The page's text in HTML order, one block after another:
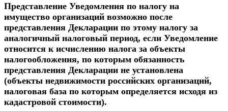
Представление Уведомления по налогу на
имущество организаций возможно после
представления Декларации по этому налогу за
аналогичный налоговый период, если Уведомление
относится к исчислению налога за объекты
налогообложения, по которым обязанность
представления Декларации не установлена
(объекты недвижимости российских организаций,
налоговая база по которым определяется исходя из
кадастровой стоимости).